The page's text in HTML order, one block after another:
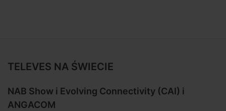
TELEVES NA ŚWIECIE
NAB Show i Evolving Connectivity (CAI) i
ANGACOM